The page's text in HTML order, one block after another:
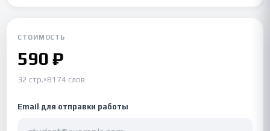
СТОИМОСТЬ
590 ₽
32 стр.•8174 слов
Email для отправки работы